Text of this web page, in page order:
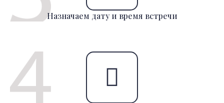
Назначаем дату и время встречи